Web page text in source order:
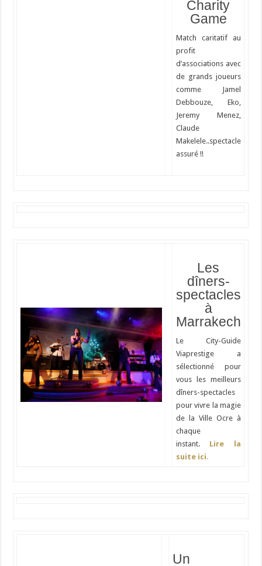
Charity
Game
Match caritatif au
profit
d’associations avec
de grands joueurs
comme Jamel
Debbouze, Eko,
Jeremy Menez,
Claude
Makelele..spectacle
assuré !!
Les
dîners-
spectacles
à
Marrakech
Le City-Guide
Viaprestige a
sélectionné pour
vous les meilleurs
dîners-spectacles
pour vivre la magie
de la Ville Ocre à
chaque
instant. Lire la
suite ici.
Un